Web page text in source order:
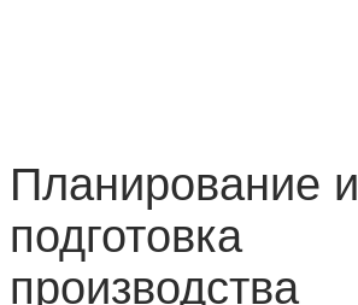
Планирование и
подготовка
производства